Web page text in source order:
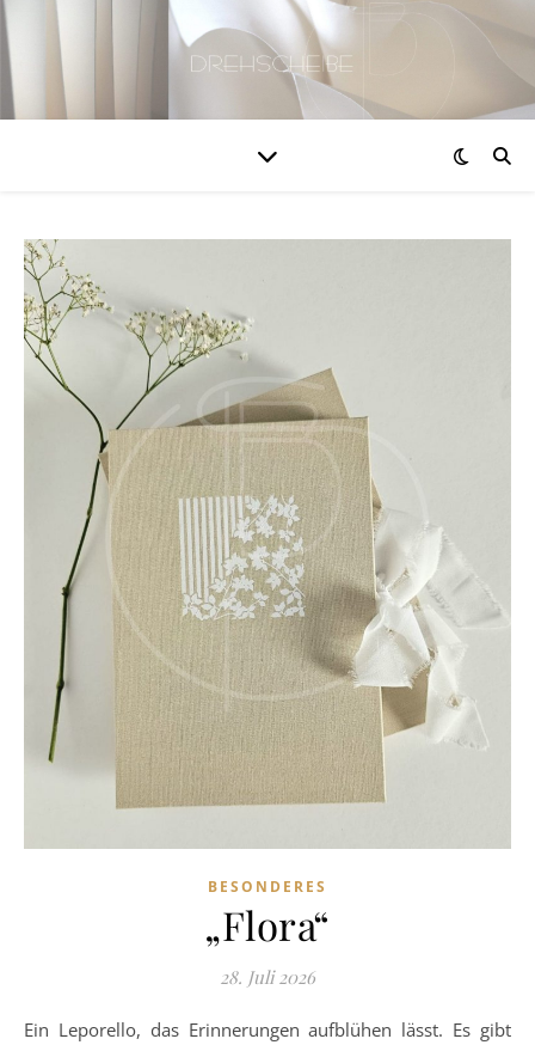
BESONDERES
„Flora“
28. Juli 2026
Ein Leporello, das Erinnerungen aufblühen lässt. Es gibt